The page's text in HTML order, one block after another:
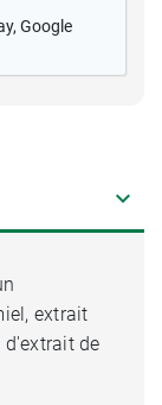
Google
extrait
d'extrait de